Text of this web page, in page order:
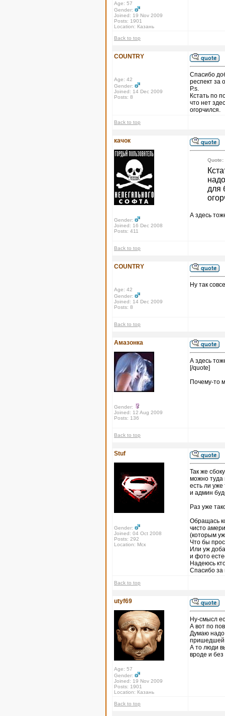
Age: 57
Gender:
Joined: 19 Nov 2009
Posts: 1901
Location: Казань
Back to top
COUNTRY
Age: 42
Gender:
Joined: 14 Dec 2009
Posts: 8
Спасибо
респект за
P.s.
Кстать по
что нет
огорчился.
Back to top
качок
Gender:
Joined: 16 Dec 2008
Posts: 411
Quote:
для
А здесь
Back to top
COUNTRY
Age: 42
Gender:
Joined: 14 Dec 2009
Posts: 8
Ну так
Back to top
Амазонка
Gender:
Joined: 12 Aug 2009
Posts: 136
А здесь
[/quote]
Почему-то
Back to top
Stuf
Gender:
Joined: 04 Oct 2008
Posts: 292
Location: Мск
Так же
можно туда
есть ли уже
и админ
Раз уже
Обращась
чисто
(которым
Что бы
Или уж
и фото
Надеюсь
Спасибо за
Back to top
utyf69
Age: 57
Gender:
Joined: 19 Nov 2009
Posts: 1901
Location: Казань
Ну-смысл
А вот по
Думаю надо
пришедшей
А то люди
вроде и без
Back to top